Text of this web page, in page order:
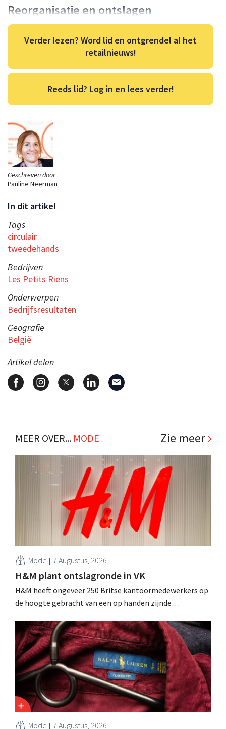
Geschreven door
Pauline Neerman
In dit artikel
Tags
circulair
tweedehands
Bedrijven
Les Petits Riens
Onderwerpen
Bedrijfsresultaten
Geografie
België
Artikel delen
Reorganisatie en ontslagen
Verder lezen? Word lid en ontgrendel al het
retailnieuws!
Reeds lid? Log in en lees verder!
MEER OVER... MODE Zie meer
Mode 7 Augustus, 2026
H&M plant ontslagronde in VK
H&M heeft ongeveer 250 Britse kantoormedewerkers op
de hoogte gebracht van een op handen zijnde
sanering volgt op eerdere ingrepen in Nederland, België
en Spanje waarbij al honderden jobs verloren gingen.
Mode 7 Augustus, 2026